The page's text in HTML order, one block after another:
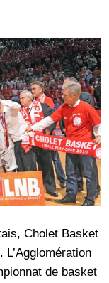
Cholet Basket
de basket